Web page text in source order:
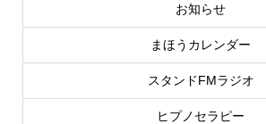
お知らせ
まほうカレンダー
スタンドFMラジオ
ヒプノセラピー